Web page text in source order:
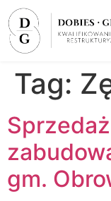
Tag:
gm.